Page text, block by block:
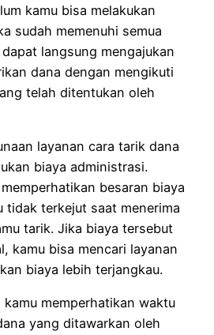
kamu bisa melakukan
sudah memenuhi semua
langsung mengajukan
dana dengan mengikuti
telah ditentukan oleh
layanan cara tarik dana
biaya administrasi.
besaran biaya
tidak terkejut saat menerima
tarik. Jika biaya tersebut
kamu bisa mencari layanan
biaya lebih terjangkau.
memperhatikan waktu
yang ditawarkan oleh